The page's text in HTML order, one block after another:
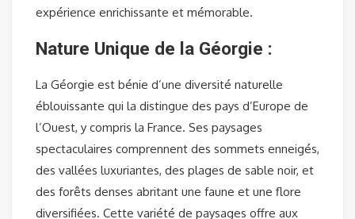
expérience enrichissante et mémorable.
Nature Unique de la Géorgie :
La Géorgie est bénie d’une diversité naturelle
éblouissante qui la distingue des pays d’Europe de
l’Ouest, y compris la France. Ses paysages
spectaculaires comprennent des sommets enneigés,
des vallées luxuriantes, des plages de sable noir, et
des forêts denses abritant une faune et une flore
diversifiées. Cette variété de paysages offre aux